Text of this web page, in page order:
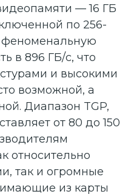
— 16 ГБ
по 256-
феноменальную
в 896 ГБ/с, что
и высокими
возможной, а
Диапазон TGP,
от 80 до 150
относительно
так и огромные
из карты